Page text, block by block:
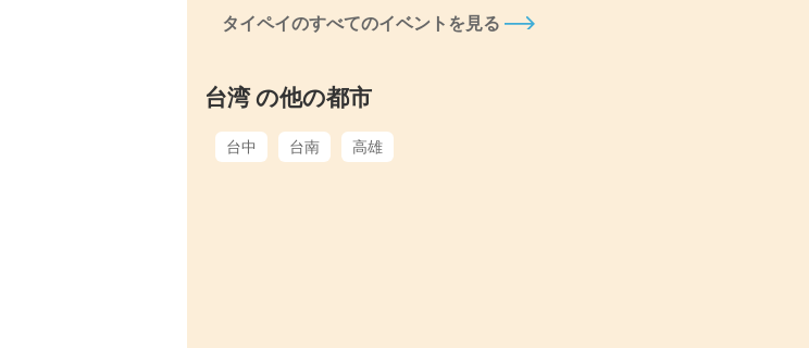
タイペイのすべてのイベントを見る
台湾 の他の都市
台中 台南 高雄